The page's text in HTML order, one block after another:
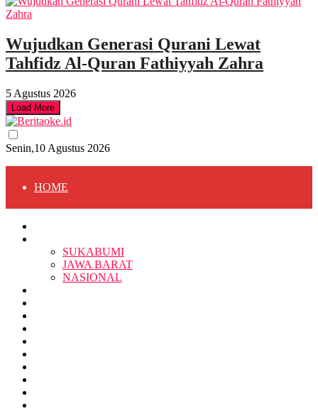
Wujudkan Generasi Qurani Lewat
Tahfidz Al-Quran Fathiyyah Zahra
5 Agustus 2026
Load More
Senin,10 Agustus 2026
HOME
SUKABUMI
SUKABUMI
JAWA BARAT
NASIONAL